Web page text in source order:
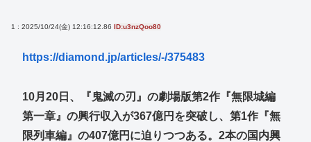
1 : 2025/10/24(金) 12:16:12.86 ID:u3nzQoo80
https://diamond.jp/articles/-/375483
10月20日、『鬼滅の刃』の劇場版第2作『無限城編
第一章』の興行収入が367億円を突破し、第1作『無
限列車編』の407億円に迫りつつある。2本の国内興